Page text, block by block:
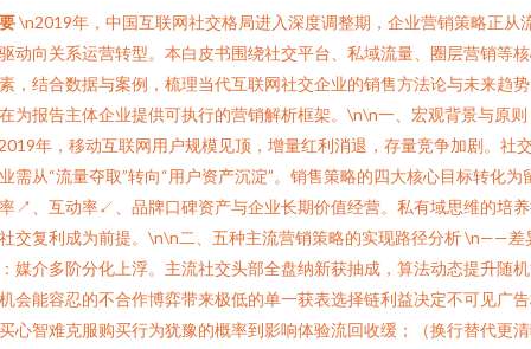
\n2019年，中国互联网社交格局进入深度调整期，企业营销策略正从
动向关系运营转型。本白皮书围绕社交平台、私域流量、圈层营销等
，结合数据与案例，梳理当代互联网社交企业的销售方法论与未来趋
为报告主体企业提供可执行的营销解析框架。\n\n一、宏观背景与原则
年，移动互联网用户规模见顶，增量红利消退，存量竞争加剧。社
需从“流量夺取”转向“用户资产沉淀”。销售策略的四大核心目标转化为
↗、互动率↙、品牌口碑资产与企业长期价值经营。私有域思维的培
交复利成为前提。\n\n二、五种主流营销策略的实现路径分析 \n——差
媒介多阶分化上浮。主流社交头部全盘纳新获抽成，算法动态提升随
会能容忍的不合作博弈带来极低的单一获表选择链利益决定不可见广
心智难克服购买行为犹豫的概率到影响体验流回收缓；（换行替代更